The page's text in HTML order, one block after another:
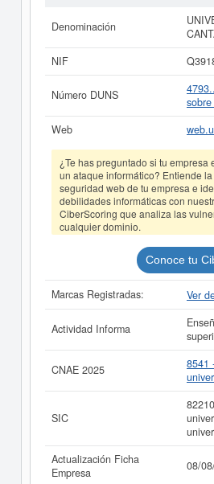
UNIVERSIDAD
un total de 2.000.
consulta se ha producido el
otras similares en esta
Si está interesado en conocer más
UNIVERSIDAD DE
inmediatamente a este
UNIVERSIDAD DE
resultados de sus años de
balances y cuentas de
La última actualización del
realizado el 08/08/
Denominación
NIF
Número DUNS
Web
¿Te has preguntado si tu empresa
un ataque informático? Entiende
seguridad web de tu empresa e
debilidades informáticas con
CiberScoring que analiza las
cualquier dominio.
Conoce tu
Marcas Registradas: Ver
Actividad Informa
CNAE 2025
8541
SIC
Actualización Ficha
Empresa
08/